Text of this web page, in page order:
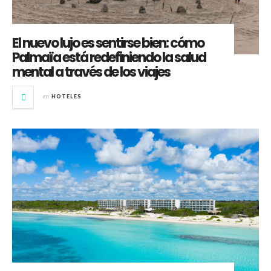
El nuevo lujo es sentirse bien: cómo
Palmaïa está redefiniendo la salud
mental a través de los viajes
en HOTELES